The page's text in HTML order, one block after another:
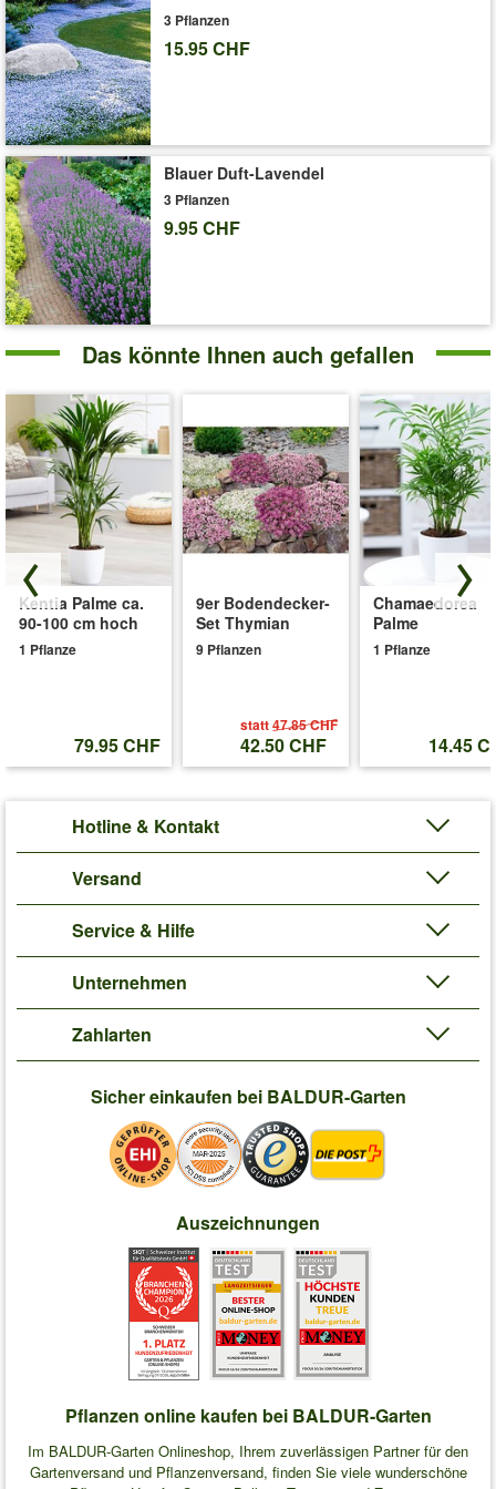
3 Pflanzen
15.95 CHF
Blauer Duft-Lavendel
3 Pflanzen
9.95 CHF
Das könnte Ihnen auch gefallen
Kentia Palme ca.
90-100 cm hoch
1 Pflanze
79.95 CHF
9er Bodendecker-
Set Thymian
9 Pflanzen
statt47.85 CHF
42.50 CHF
Chamaedorea
Palme
1 Pflanze
14.45
Hotline & Kontakt
Versand
Service & Hilfe
Unternehmen
Zahlarten
Sicher einkaufen bei BALDUR-Garten
Auszeichnungen
Pflanzen online kaufen bei BALDUR-Garten
Im BALDUR-Garten Onlineshop, Ihrem zuverlässigen Partner für den
Gartenversand und Pflanzenversand, finden Sie viele wunderschöne